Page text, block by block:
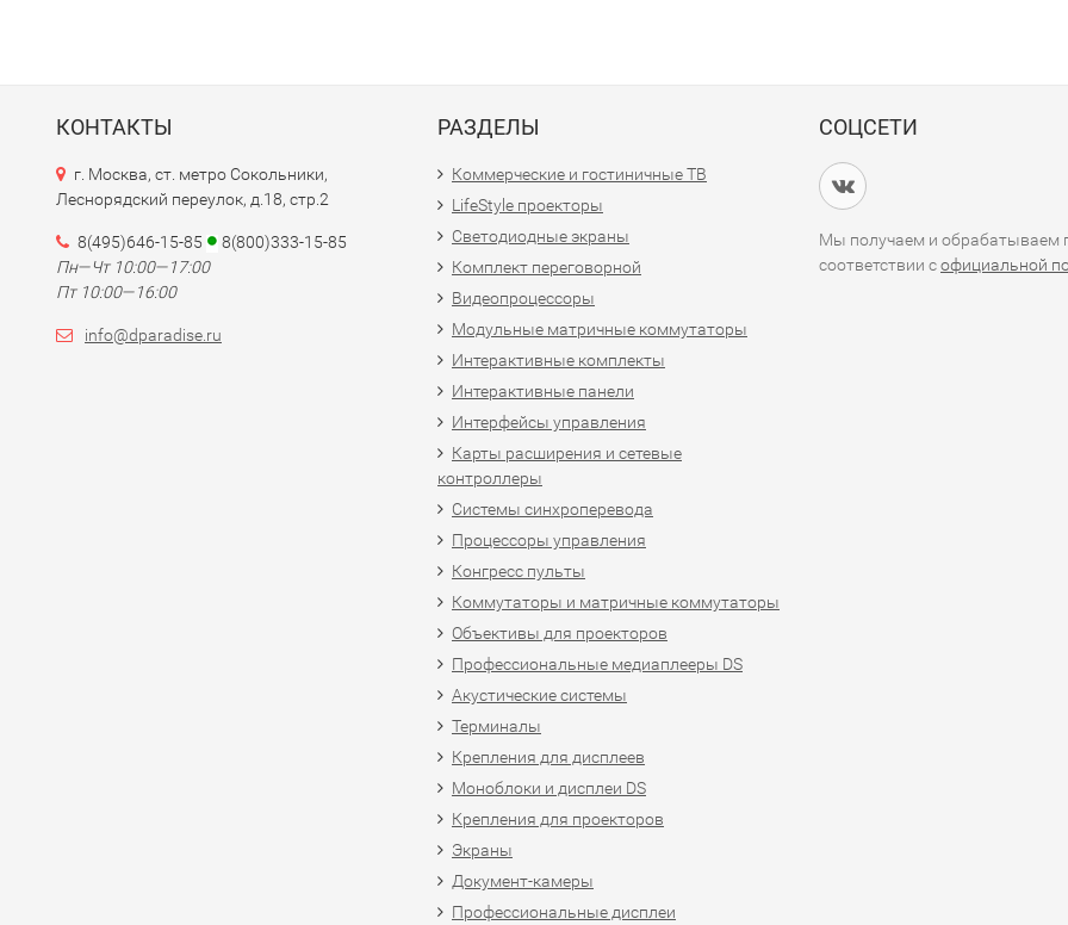
КОНТАКТЫ
г. Москва, ст. метро Сокольники,
Леснорядский переулок, д.18, стр.2
8(495)646-15-85
8(800)333-15-85
Пн—Чт 10:00—17:00
Пт 10:00—16:00
info@dparadise.ru
РАЗДЕЛЫ
Коммерческие и гостиничные ТВ
LifeStyle проекторы
Светодиодные экраны
Комплект переговорной
Видеопроцессоры
Модульные матричные коммутаторы
Интерактивные комплекты
Интерактивные панели
Интерфейсы управления
Карты расширения и сетевые
контроллеры
Системы синхроперевода
Процессоры управления
Конгресс пульты
Коммутаторы и матричные коммутаторы
Объективы для проекторов
Профессиональные медиаплееры DS
Акустические системы
Терминалы
Крепления для дисплеев
Моноблоки и дисплеи DS
Крепления для проекторов
Экраны
Документ-камеры
Профессиональные дисплеи
СОЦСЕТИ
Мы получаем и обрабатываем
соответствии софициальной